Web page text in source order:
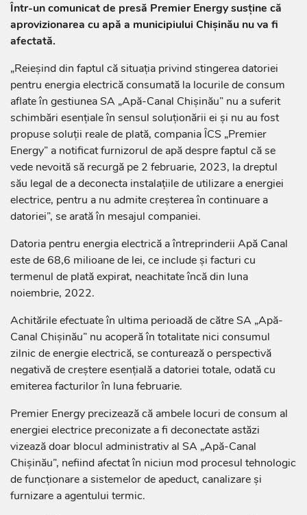
Într-un comunicat de presă Premier Energy susține că
aprovizionarea cu apă a municipiului Chișinău nu va fi
afectată.
„Reieșind din faptul că situația privind stingerea datoriei
pentru energia electrică consumată la locurile de consum
aflate în gestiunea SA „Apă-Canal Chișinău” nu a suferit
schimbări esențiale în sensul soluționării ei și nu au fost
propuse soluții reale de plată, compania ÎCS „Premier
Energy” a notificat furnizorul de apă despre faptul că se
vede nevoită să recurgă pe 2 februarie, 2023, la dreptul
său legal de a deconecta instalațiile de utilizare a energiei
electrice, pentru a nu admite creșterea în continuare a
datoriei”, se arată în mesajul companiei.
Datoria pentru energia electrică a întreprinderii Apă Canal
este de 68,6 milioane de lei, ce include și facturi cu
termenul de plată expirat, neachitate încă din luna
noiembrie, 2022.
Achitările efectuate în ultima perioadă de către SA „Apă-
Canal Chișinău” nu acoperă în totalitate nici consumul
zilnic de energie electrică, se conturează o perspectivă
negativă de creștere esențială a datoriei totale, odată cu
emiterea facturilor în luna februarie.
Premier Energy precizează că ambele locuri de consum al
energiei electrice preconizate a fi deconectate astăzi
vizează doar blocul administrativ al SA „Apă-Canal
Chișinău”, nefiind afectat în niciun mod procesul tehnologic
de funcționare a sistemelor de apeduct, canalizare și
furnizare a agentului termic.